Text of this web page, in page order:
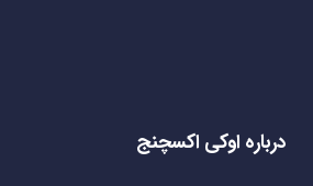
درباره اوکی اکسچنج